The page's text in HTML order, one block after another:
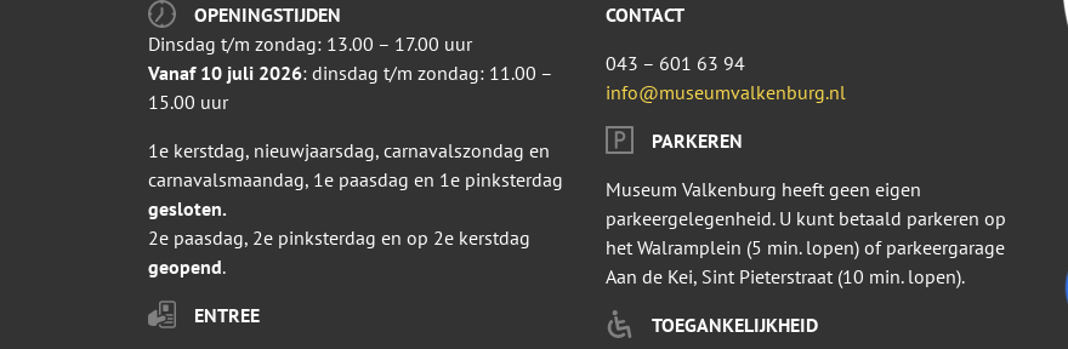
OPENINGSTIJDEN
Dinsdag t/m zondag: 13.00 – 17.00 uur
Vanaf 10 juli 2026: dinsdag t/m zondag: 11.00 –
15.00 uur
1e kerstdag, nieuwjaarsdag, carnavalszondag en
carnavalsmaandag, 1e paasdag en 1e pinksterdag
gesloten.
2e paasdag, 2e pinksterdag en op 2e kerstdag
geopend.
ENTREE
CONTACT
043 – 601 63 94
info@museumvalkenburg.nl
PARKEREN
Museum Valkenburg heeft geen eigen
parkeergelegenheid. U kunt betaald parkeren op
het Walramplein (5 min. lopen) of parkeergarage
Aan de Kei, Sint Pieterstraat (10 min. lopen).
TOEGANKELIJKHEID